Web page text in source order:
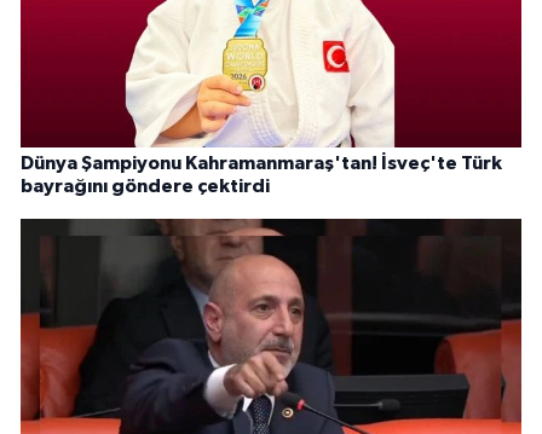
Dünya Şampiyonu Kahramanmaraş'tan! İsveç'te Türk
bayrağını göndere çektirdi